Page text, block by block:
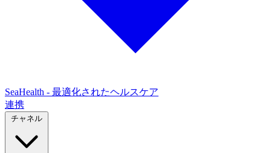
SeaHealth - 最適化されたヘルスケア
連携
チャネル